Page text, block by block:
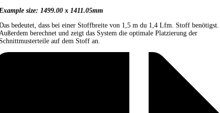
size: 1499.00 x 1411.05mm
bedeutet, dass bei einer Stoffbreite von 1,5 m du 1,4 Lfm. Stoff benötigst.
berechnet und zeigt das System die optimale Platzierung der
auf dem Stoff an.